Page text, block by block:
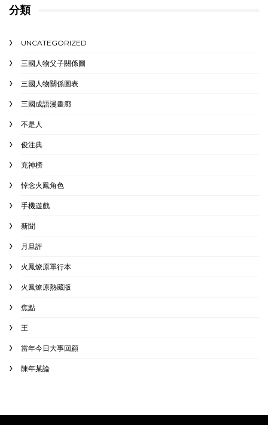
分類
UNCATEGORIZED
三國人物父子關係圖
三國人物關係圖表
三國成語漫畫廊
不是人
俊注典
充神榜
悼念火鳳角色
手機遊戲
新聞
月旦評
火鳳燎原單行本
火鳳燎原熱藏版
焦點
王
當年今日大事回顧
陳年某論